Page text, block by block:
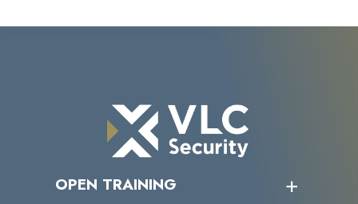
OPEN TRAINING